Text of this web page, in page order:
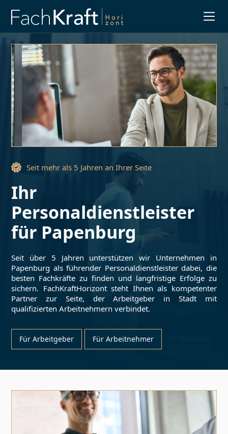
Seit mehr als 5 Jahren an Ihrer Seite
Ihr
Personaldienstleister
für Papenburg
Seit über 5 Jahren unterstützen wir Unternehmen in
Papenburg als führender Personaldienstleister dabei, die
besten Fachkräfte zu finden und langfristige Erfolge zu
sichern. FachKraftHorizont steht Ihnen als kompetenter
Partner zur Seite, der Arbeitgeber in Stadt mit
qualifizierten Arbeitnehmern verbindet.
Für Arbeitgeber Für Arbeitnehmer